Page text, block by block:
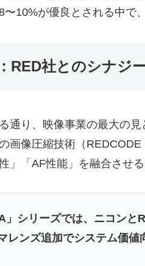
10%が優良とされる中で
RED社とのシナジ
通り、映像事業の最大の
画像圧縮技術（
」「AF性能」を融合させ
」シリーズでは、ニコン
レンズ追加でシステム価値